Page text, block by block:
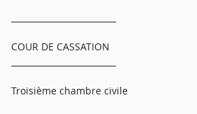
COUR DE CASSATION
Troisième chambre civile